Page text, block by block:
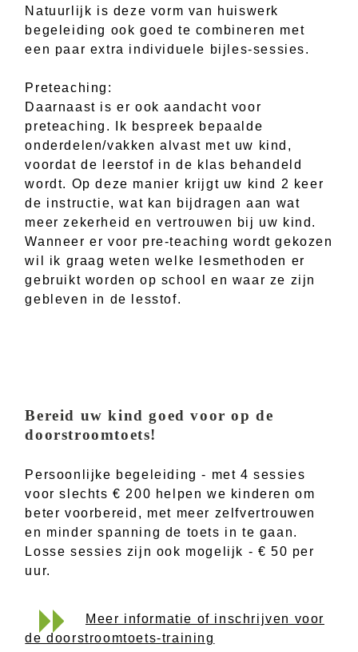
Natuurlijk is deze vorm van huiswerk
begeleiding ook goed te combineren met
een paar extra individuele bijles-sessies.
Preteaching:
Daarnaast is er ook aandacht voor
preteaching. Ik bespreek bepaalde
onderdelen/vakken alvast met uw kind,
voordat de leerstof in de klas behandeld
wordt. Op deze manier krijgt uw kind 2 keer
de instructie, wat kan bijdragen aan wat
meer zekerheid en vertrouwen bij uw kind.
Wanneer er voor pre-teaching wordt gekozen
wil ik graag weten welke lesmethoden er
gebruikt worden op school en waar ze zijn
gebleven in de lesstof.
Bereid uw kind goed voor op de
doorstroomtoets!
Persoonlijke begeleiding - met 4 sessies
voor slechts € 200 helpen we kinderen om
beter voorbereid, met meer zelfvertrouwen
en minder spanning de toets in te gaan.
Losse sessies zijn ook mogelijk - € 50 per
uur.
Meer informatie of inschrijven voor
de doorstroomtoets-training